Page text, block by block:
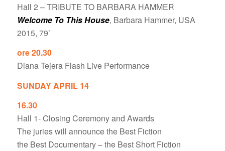
Hall 2 – TRIBUTE TO BARBARA HAMMER
Welcome To This House, Barbara Hammer, USA
2015, 79’
ore 20.30
Diana Tejera Flash Live Performance
SUNDAY APRIL 14
16.30
Hall 1- Closing Ceremony and Awards
The juries will announce the Best Fiction
the Best Documentary – the Best Short Fiction